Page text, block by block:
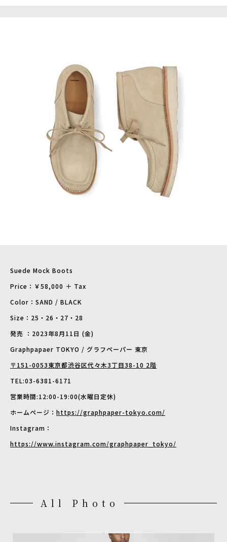
Suede Mock Boots
Price：￥58,000 ＋ Tax
Color：SAND / BLACK
Size：25・26・27・28
発売 ：2023年8月11日 (金)
Graphpapaer TOKYO / グラフペーパー 東京
〒151-0053東京都渋谷区代々木3丁目38-10 2階
TEL:03-6381-6171
営業時間:12:00-19:00(水曜日定休)
ホームページ： https://graphpaper-tokyo.com/
Instagram：
https://www.instagram.com/graphpaper_tokyo/
All Photo